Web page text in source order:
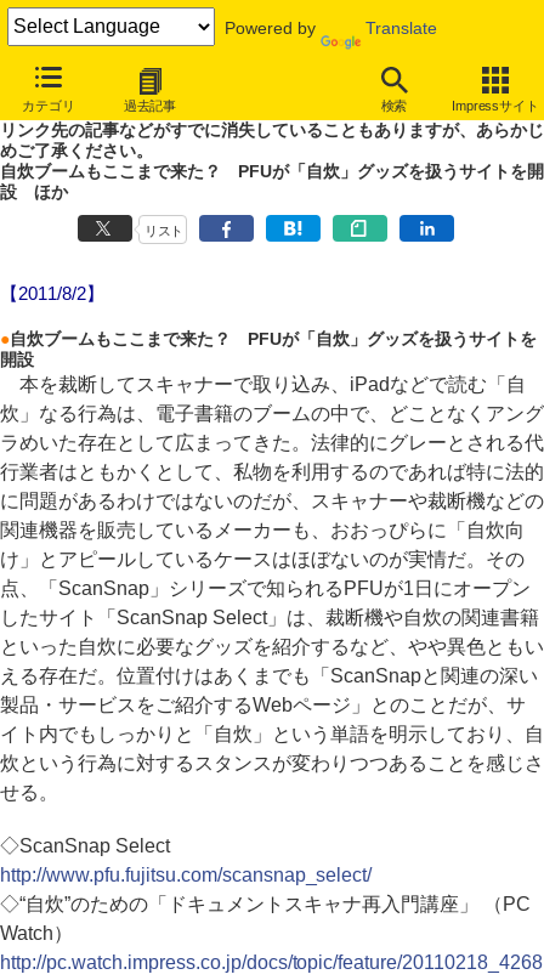
Powered by Translate
カテゴリ 過去記事 検索 Impressサイト
やじうまWatch
噂あり、未確認情報ありのやじうまWatch。
リンク先の記事などがすでに消失していることもありますが、あらかじ
めご了承ください。
自炊ブームもここまで来た？ PFUが「自炊」グッズを扱うサイトを開
設 ほか
リスト
【2011/8/2】
●自炊ブームもここまで来た？ PFUが「自炊」グッズを扱うサイトを
開設
本を裁断してスキャナーで取り込み、iPadなどで読む「自
炊」なる行為は、電子書籍のブームの中で、どことなくアング
ラめいた存在として広まってきた。法律的にグレーとされる代
行業者はともかくとして、私物を利用するのであれば特に法的
に問題があるわけではないのだが、スキャナーや裁断機などの
関連機器を販売しているメーカーも、おおっぴらに「自炊向
け」とアピールしているケースはほぼないのが実情だ。その
点、「ScanSnap」シリーズで知られるPFUが1日にオープン
したサイト「ScanSnap Select」は、裁断機や自炊の関連書籍
といった自炊に必要なグッズを紹介するなど、やや異色ともい
える存在だ。位置付けはあくまでも「ScanSnapと関連の深い
製品・サービスをご紹介するWebページ」とのことだが、サ
イト内でもしっかりと「自炊」という単語を明示しており、自
炊という行為に対するスタンスが変わりつつあることを感じさ
せる。
◇ScanSnap Select
http://www.pfu.fujitsu.com/scansnap_select/
◇“自炊”のための「ドキュメントスキャナ再入門講座」 （PC
Watch）
http://pc.watch.impress.co.jp/docs/topic/feature/20110218_4268